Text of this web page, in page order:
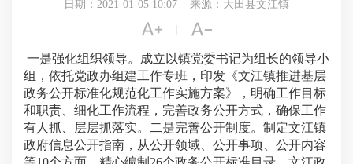
日期：2021-01-05 10:07 来源：大田县文江镇
 
一是强化组织领导。
成立以镇党委书记为组长的领导小
组，依托党政办组建工作专班，印发《文江镇推进基层
政务公开标准化规范化工作实施方案》，明确工作目标
和职责、细化工作流程，完善政务公开方式，确保工作
有人抓、层层抓落实。
二是完善公开制度。 制定文江镇
政府信息公开指南，从公开领域、公开事项、公开内容